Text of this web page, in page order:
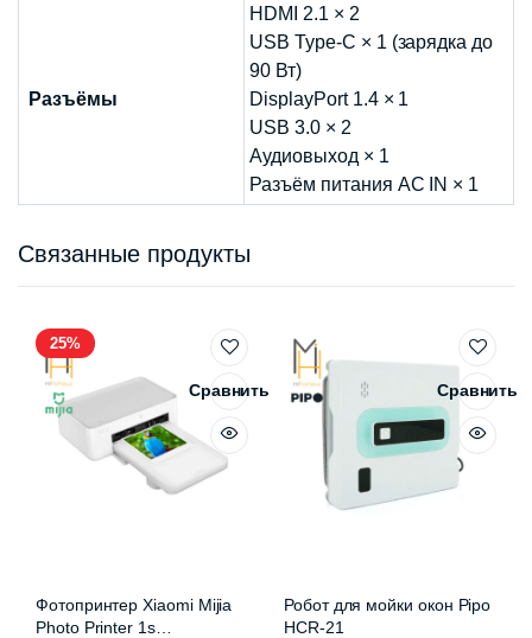
Разъёмы
HDMI 2.1 × 2
USB Type-C × 1 (зарядка до
90 Вт)
DisplayPort 1.4 × 1
USB 3.0 × 2
Аудиовыход × 1
Разъём питания AC IN × 1
Связанные продукты
25%
Сравнить
Фотопринтер Xiaomi Mijia
Photo Printer 1s
Сравнить
Робот для мойки окон Pipo
HCR-21